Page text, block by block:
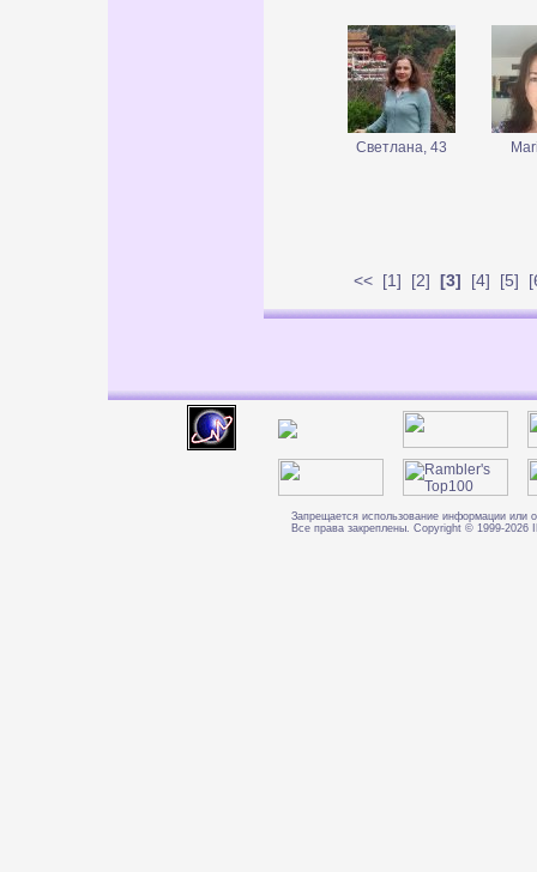
Светлана, 43
<<[1] [2] [3] [4] [5] [
Запрещается использование информации или
Все права закреплены. Copyright © 1999-